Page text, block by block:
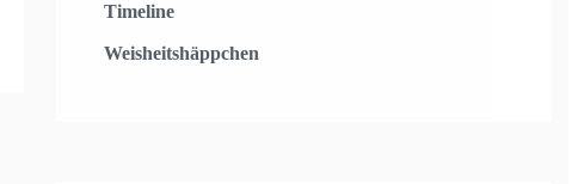
Timeline
Weisheitshäppchen